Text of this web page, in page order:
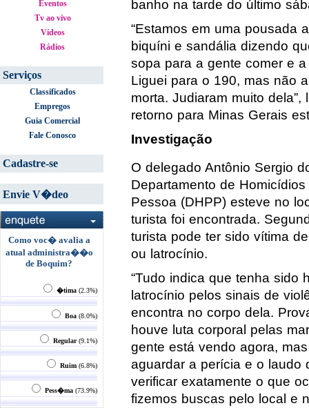
Eventos
Tv ao vivo
Vídeos
Rádios
Serviços
Classificados
Empregos
Guia Comercial
Fale Conosco
Cadastre-se
Envie V�deo
Como voc� avalia a
atual administra��o
de Boquim?
�tima (2.3%)
Boa (8.0%)
Regular(9.1%)
Ruim (6.8%)
Pess�ma (73.9%)
banho na tarde do último
“Estamos em uma pousada
biquíni e sandália dizendo
sopa para a gente comer e
Liguei para o 190, mas não
morta. Judiaram muito
retorno para Minas Gerais
Investigação
O delegado Antônio Sergio
Departamento de
Pessoa (DHPP) esteve no
turista foi encontrada.
turista pode ter sido vítima
ou latrocínio.
“Tudo indica que tenha sido
latrocínio pelos sinais de
encontra no corpo dela.
houve luta corporal pelas
gente está vendo agora,
aguardar a perícia e o laudo
verificar exatamente o que
fizemos buscas pelo local e